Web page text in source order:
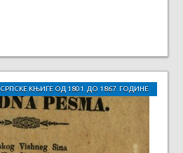
СРПСКЕ КЊИГЕ ОД 1801. ДО 1867. ГОДИНЕ